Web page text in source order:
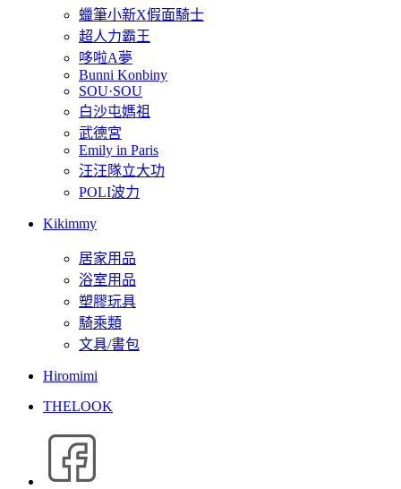
蠟筆小新X假面騎士
超人力霸王
哆啦A夢
Bunni Konbiny
SOU·SOU
白沙屯媽祖
武德宮
Emily in Paris
汪汪隊立大功
POLI波力
Kikimmy
居家用品
浴室用品
塑膠玩具
騎乘類
文具/書包
Hiromimi
THELOOK